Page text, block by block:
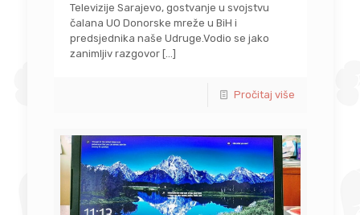
Televizije Sarajevo, gostvanje u svojstvu
čalana UO Donorske mreže u BiH i
predsjednika naše Udruge.Vodio se jako
zanimljiv razgovor[…]
Pročitaj više